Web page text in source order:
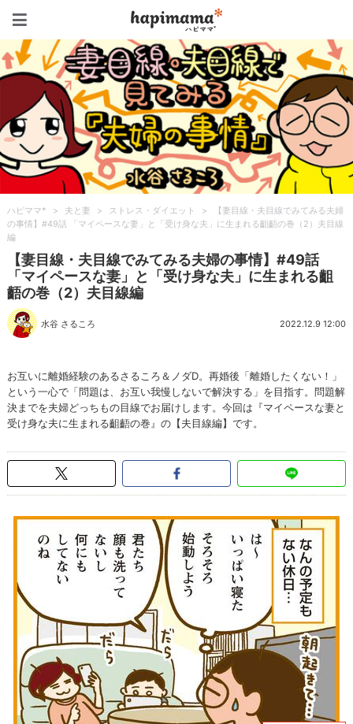
ハピママ* > 夫と妻 > ストレス・ダイエット >
【妻目線・夫目線でみてみる夫婦
の事情】#49話 「マイペースな妻」と「受け身な夫」に生まれる齟齬の巻（2）夫目線
編
【妻目線・夫目線でみてみる夫婦の事情】#49話
「マイペースな妻」と「受け身な夫」に生まれる齟
齬の巻（2）夫目線編
水谷 さるころ 2022.12.9 12:00
お互いに離婚経験のあるさるころ＆ノダD。再婚後「離婚したくない！」
という一心で「問題は、お互い我慢しないで解決する」を目指す。問題解
決までを夫婦どっちもの目線でお届けします。今回は『マイペースな妻と
受け身な夫に生まれる齟齬の巻』の【夫目線編】です。